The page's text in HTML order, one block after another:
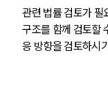
관련 법률 검토가 필
구조를 함께 검토할
응 방향을 검토하시